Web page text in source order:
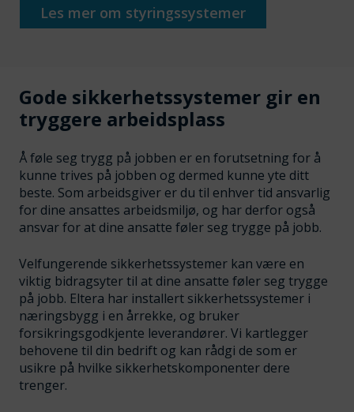
Les mer om styringssystemer
Gode sikkerhetssystemer gir en
tryggere arbeidsplass
Å føle seg trygg på jobben er en forutsetning for å
kunne trives på jobben og dermed kunne yte ditt
beste. Som arbeidsgiver er du til enhver tid ansvarlig
for dine ansattes arbeidsmiljø, og har derfor også
ansvar for at dine ansatte føler seg trygge på jobb.
Velfungerende sikkerhetssystemer kan være en
viktig bidragsyter til at dine ansatte føler seg trygge
på jobb. Eltera har installert sikkerhetssystemer i
næringsbygg i en årrekke, og bruker
forsikringsgodkjente leverandører. Vi kartlegger
behovene til din bedrift og kan rådgi de som er
usikre på hvilke sikkerhetskomponenter dere
trenger.